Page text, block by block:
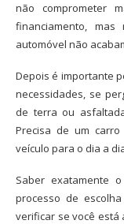
não comprometer
financiamento,
automóvel não
Depois é importante
necessidades, se
de terra ou
Precisa de um
veículo para o dia a
Saber exatamente
processo de
verificar se você está